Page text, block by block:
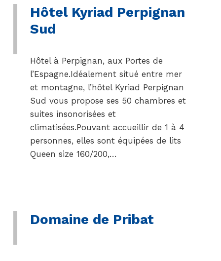
Hôtel Kyriad Perpignan
Sud
Hôtel à Perpignan, aux Portes de
l’Espagne.Idéalement situé entre mer
et montagne, l’hôtel Kyriad Perpignan
Sud vous propose ses 50 chambres et
suites insonorisées et
climatisées.Pouvant accueillir de 1 à 4
personnes, elles sont équipées de lits
Queen size 160/200,…
Domaine de Pribat